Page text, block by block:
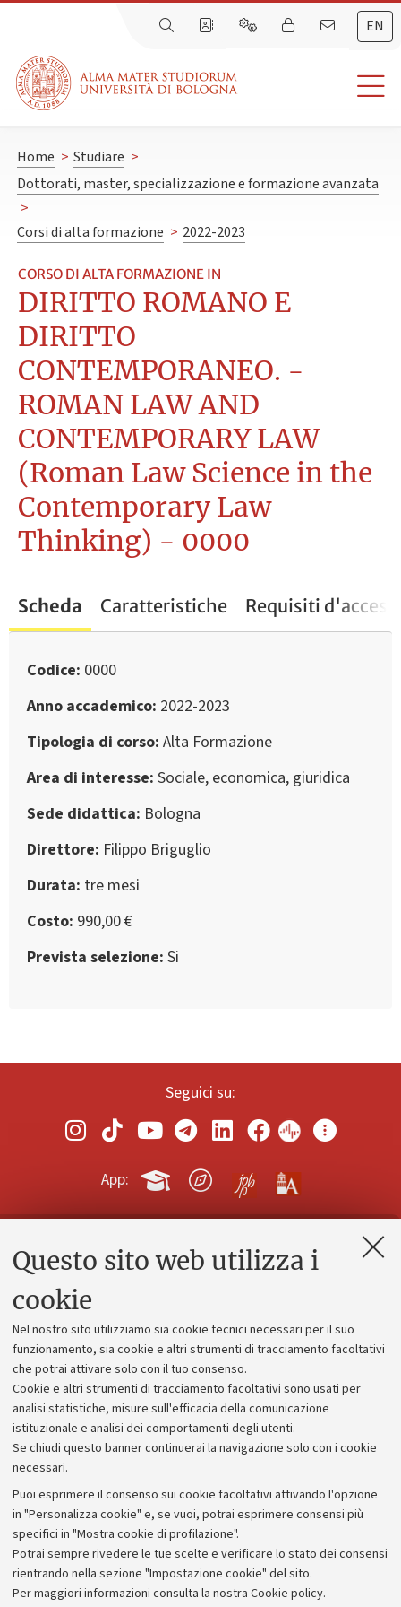
Questo sito web utilizza i
cookie
Nel nostro sito utilizziamo sia cookie tecnici necessari per il suo
funzionamento, sia cookie e altri strumenti di tracciamento facoltativi
che potrai attivare solo con il tuo consenso.
Cookie e altri strumenti di tracciamento facoltativi sono usati per
analisi statistiche, misure sull'efficacia della comunicazione
istituzionale e analisi dei comportamenti degli utenti.
Se chiudi questo banner continuerai la navigazione solo con i cookie
necessari.
Puoi esprimere il consenso sui cookie facoltativi attivando l'opzione
in "Personalizza cookie" e, se vuoi, potrai esprimere consensi più
specifici in "Mostra cookie di profilazione".
Potrai sempre rivedere le tue scelte e verificare lo stato dei consensi
rientrando nella sezione "Impostazione cookie" del sito.
Per maggiori informazioni consulta la nostra Cookie policy.
EN
Home > Studiare >
Dottorati, master, specializzazione e formazione avanzata
>
Corsi di alta formazione > 2022-2023
CORSO DI ALTA FORMAZIONE IN
DIRITTO ROMANO E
DIRITTO
CONTEMPORANEO. -
ROMAN LAW AND
CONTEMPORARY LAW
(Roman Law Science in the
Contemporary Law
Thinking) - 0000
Scheda Caratteristiche Requisiti
Codice 0000
Anno accademico 2022-2023
Tipologia di corso Alta Formazione
Area di interesse Sociale, economica, giuridica
Sede didattica Bologna
Direttore Filippo Briguglio
Durata tre mesi
Costo 990,00 €
Prevista selezione Si
Seguici su:
App:
Contatti e PEC
Alumni community
Piano strategico
Bilanci
Donazioni e 5x1000
Bandi, gare e concorsi
Albo online
Amministrazione trasparente
Atti di notifica